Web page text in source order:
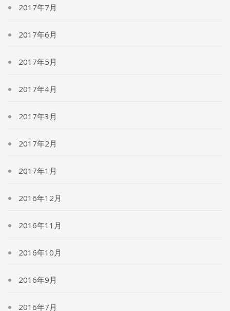
2017年7月
2017年6月
2017年5月
2017年4月
2017年3月
2017年2月
2017年1月
2016年12月
2016年11月
2016年10月
2016年9月
2016年7月